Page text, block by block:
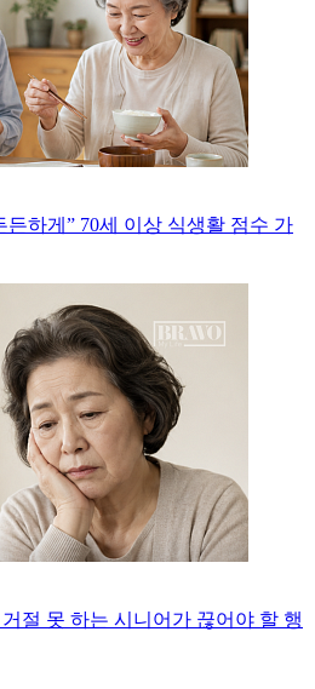
든하게” 70세 이상 식생활 점수 가
거절 못 하는 시니어가 끊어야 할 행